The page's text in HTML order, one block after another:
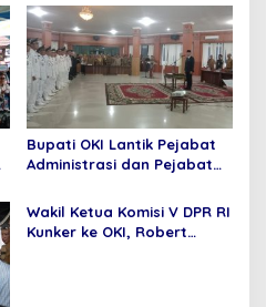
Bupati OKI Lantik Pejabat
Administrasi dan Pejabat
Wakil Ketua Komisi V DPR RI
Kunker ke OKI, Robert